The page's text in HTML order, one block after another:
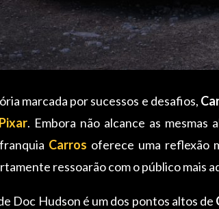
marcada por sucessos e desafios,
Pixar. Embora não alcance as
Carros oferece uma reflexão
ressoarão com o público mais
Doc Hudson é um dos pontos altos de